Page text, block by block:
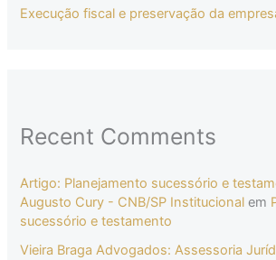
Execução fiscal e preservação da
Recent Comments
Artigo: Planejamento sucessório e
Augusto Cury - CNB/SP Institucional em
sucessório e testamento
Vieira Braga Advogados: Assessoria